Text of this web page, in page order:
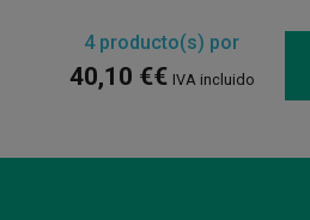
4producto(s) por
40,10 €€ IVA incluido